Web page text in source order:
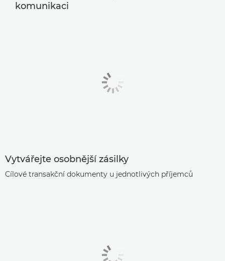
komunikaci
Vytvářejte osobnější zásilky
Cílové transakční dokumenty u jednotlivých příjemců